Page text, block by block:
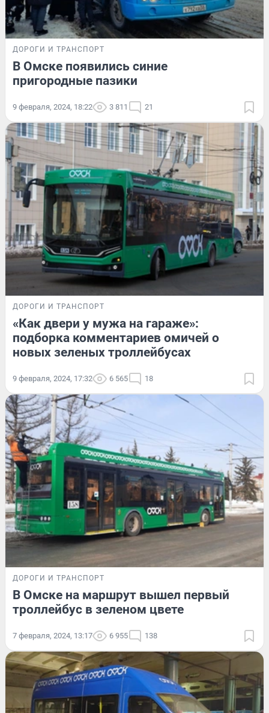
ДОРОГИ И ТРАНСПОРТ
В Омске появились синие
пригородные пазики
9 февраля, 2024, 18:22 3 811 21
ДОРОГИ И ТРАНСПОРТ
«Как двери у мужа на гараже»:
подборка комментариев омичей о
новых зеленых троллейбусах
9 февраля, 2024, 17:32 6 565 18
ДОРОГИ И ТРАНСПОРТ
В Омске на маршрут вышел первый
троллейбус в зеленом цвете
7 февраля, 2024, 13:17 6 955 138